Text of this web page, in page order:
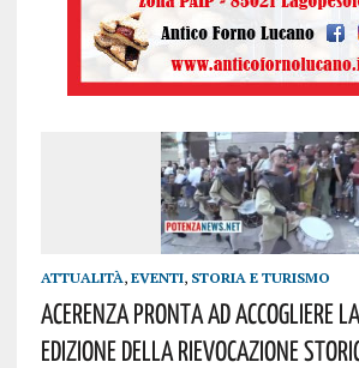
ATTUALITÀ, EVENTI, STORIA E TURISMO
Acerenza Pronta Ad Accogliere
Edizione Della Rievocazione